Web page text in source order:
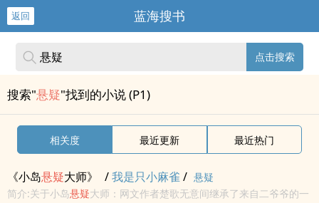
返回 蓝海搜书
点击搜索
搜索"悬疑"找到的小说 (P1)
相关度 最近更新 最近热门
《小岛悬疑大师》 /我是只小麻雀 / 悬疑
简介:关于小岛悬疑大师：网文作者楚歌无意间继承了来自二爷爷的一